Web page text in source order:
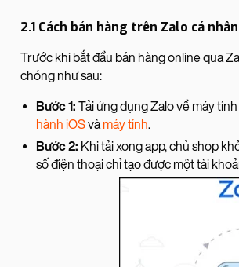
2.1 Cách bán hàng trên Zalo cá nhân
Trước khi bắt đầu bán hàng online qua
chóng như sau:
Bước 1: Tải ứng dụng Zalo về máy
hành iOSvàmáy tính.
Bước 2: Khi tải xong app, chủ shop
số điện thoại chỉ tạo được một tài